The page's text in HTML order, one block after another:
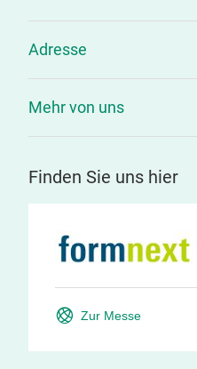
Adresse
Mehr von uns
Finden Sie uns hier
Zur Messe